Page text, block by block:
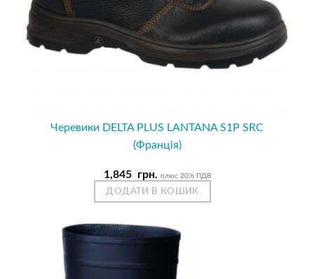
Черевики DELTA PLUS LANTANA S1P SRC
(Франція)
1,845 грн. плюс 20% ПДВ
ДОДАТИ В КОШИК